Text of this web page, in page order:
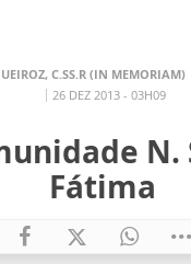
C.SS.R (IN MEMORIAM)
26 DEZ 2013 - 03H09
N.
Fátima